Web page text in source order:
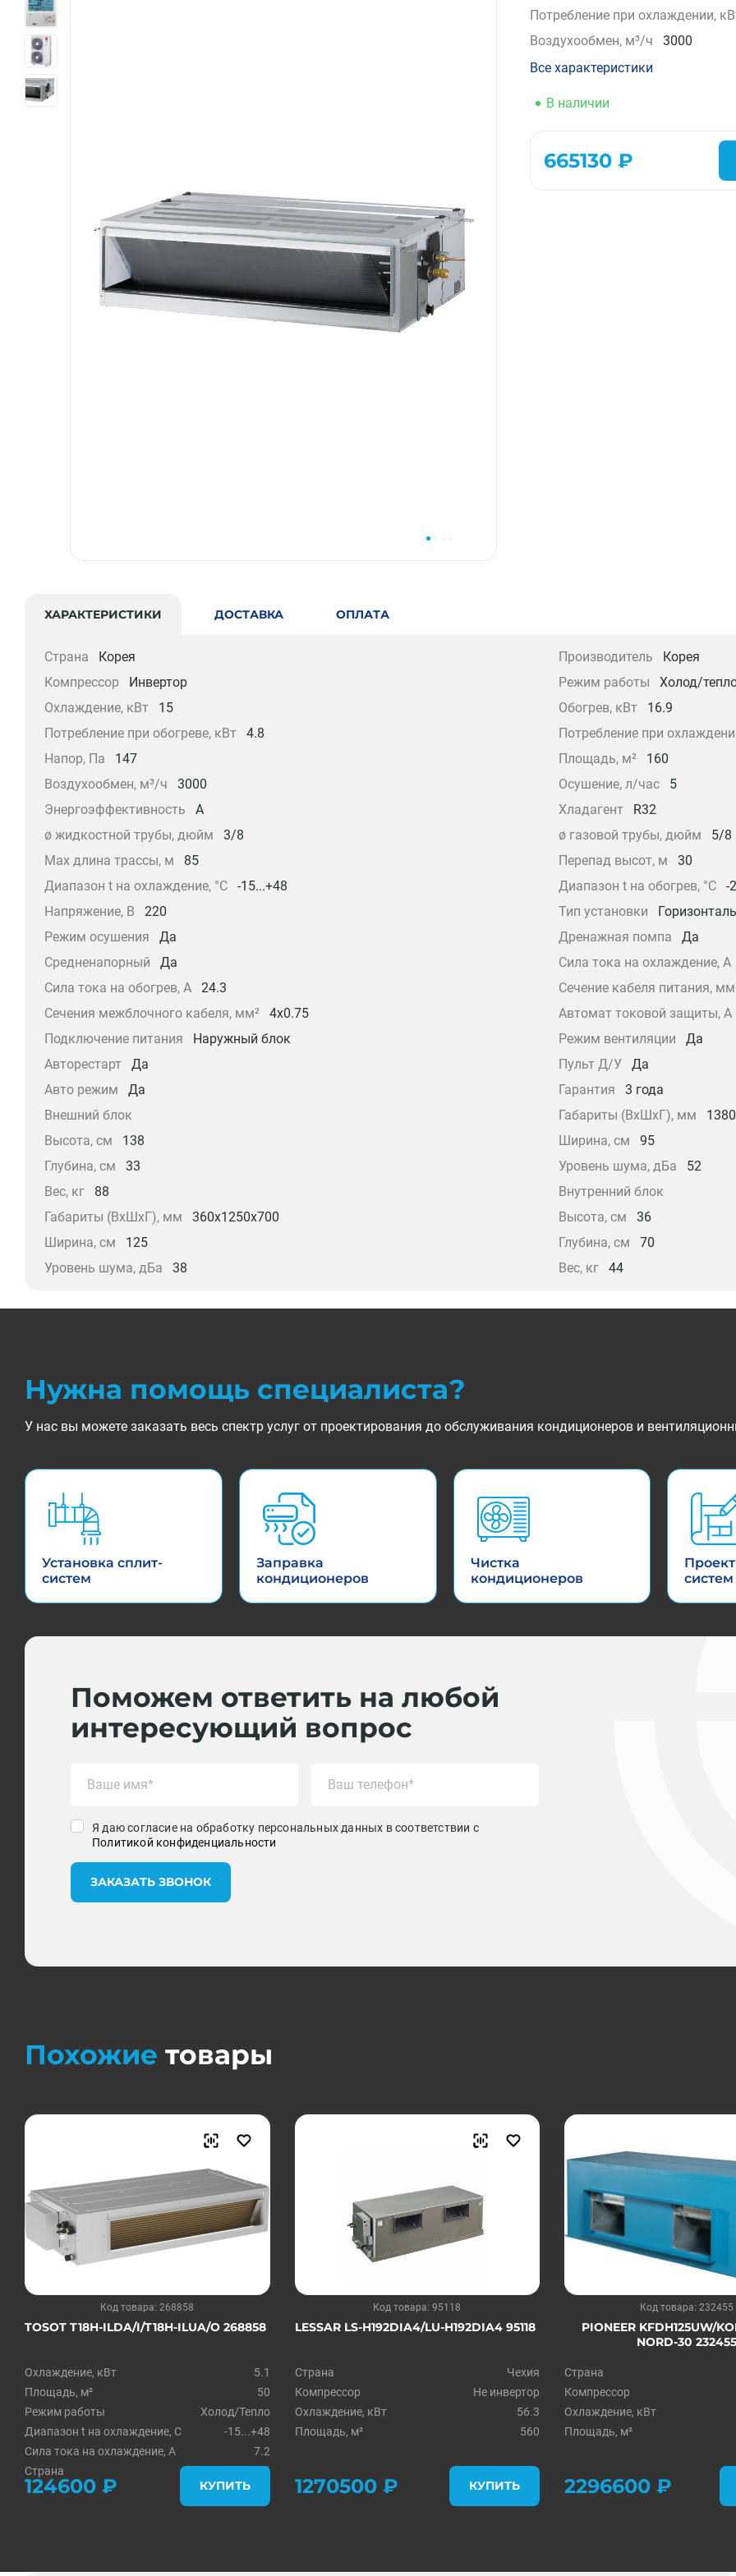
Компрессорно-конденсаторные блоки
Крышные кондиционеры
Прецизионные кондиционеры
Потребление при охлаждении,
Воздухообмен, м³/ч
3000
Все характеристики
В наличии
665130 ₽
ХАРАКТЕРИСТИКИ ДОСТАВКА ОПЛАТА
Страна Корея Производитель
Корея
Компрессор
Инвертор Режим работы
Холод/
Охлаждение, кВт
15 Обогрев, кВт
16.9
Потребление при обогреве, кВт
4.8 Потребление при
Напор, Па
147 Площадь, м²
160
Воздухообмен, м³/ч
3000 Осушение, л/час
5
Энергоэффективность
A Хладагент
R32
ø жидкостной трубы, дюйм
3/8 ø газовой трубы, дюйм
5/8
Max длина трассы, м
85 Перепад высот, м
30
Диапазон t на охлаждение, °С
-15...+48 Диапазон t на обогрев, °С
-
Напряжение, В
220 Тип установки
Режим осушения
Да Дренажная помпа
Да
Средненапорный
Да Сила тока на охлаждение, А
Сила тока на обогрев, А
24.3 Сечение кабеля питания,
Сечения межблочного кабеля, мм²
4x0.75 Автомат токовой защиты, A
Подключение питания
Наружный блок Режим вентиляции
Да
Авторестарт
Да Пульт Д/У
Да
Авто режим
Да Гарантия
3 года
Внешний блок
Габариты (ВхШхГ), мм
Высота, см
138 Ширина, см
95
Глубина, см
33 Уровень шума, дБа
52
Вес, кг
88
Внутренний блок
Габариты (ВхШхГ), мм
360x1250x700 Высота, см
36
Ширина, см
125 Глубина, см
70
Уровень шума, дБа
38 Вес, кг 44
Нужна помощь специалиста?
У нас вы можете заказать весь спектр услуг от проектирования до обслуживания кондиционеров и
Установка сплит-
систем
Заправка
кондиционеров
Чистка
кондиционеров
систем
Поможем ответить на любой
интересующий вопрос
Я даю согласие на обработку персональных данных в соответствии с
Политикой конфиденциальности
ЗАКАЗАТЬ ЗВОНОК
Похожие товары
Код товара: 268858
TOSOT T18H-ILDA/I/T18H-ILUA/O 268858
Охлаждение, кВт
5.1
Площадь, м²
50
Режим работы
Холод/Тепло
Диапазон t на охлаждение, С
-15...+48
Сила тока на охлаждение, А
7.2
Страна
Китай
124600 ₽ КУПИТЬ
Код товара: 95118
LESSAR LS-H192DIA4/LU-H192DIA4 95118
Страна
Чеxия
Компрессор
Не инвертор
Охлаждение, кВт
56.3
Площадь, м²
560
1270500 ₽ КУПИТЬ
Код товара: 232455
PIONEER KFDH125UW/
NORD-30 232455
Страна
Компрессор
Охлаждение, кВт
Площадь, м²
2296600 ₽